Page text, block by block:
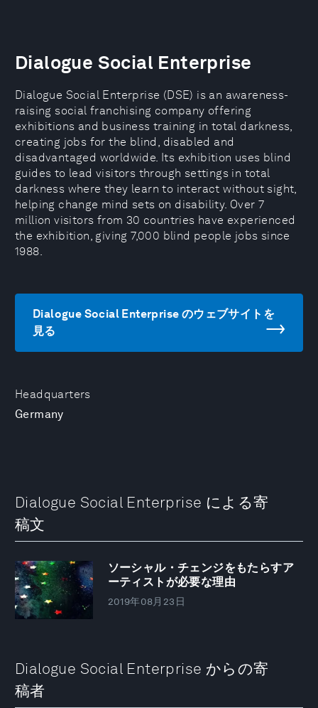
Headquarters
Germany
Dialogue Social Enterprise
Dialogue Social Enterprise (DSE) is an awareness-
raising social franchising company offering
exhibitions and business training in total darkness,
creating jobs for the blind, disabled and
disadvantaged worldwide. Its exhibition uses blind
guides to lead visitors through settings in total
darkness where they learn to interact without sight,
helping change mind sets on disability. Over 7
million visitors from 30 countries have experienced
the exhibition, giving 7,000 blind people jobs since
1988.
Dialogue Social Enterprise のウェブサイトを
見る
Dialogue Social Enterprise による寄
稿文
ソーシャル・チェンジをもたらすア
ーティストが必要な理由
2019年08月23日
Dialogue Social Enterprise からの寄
稿者